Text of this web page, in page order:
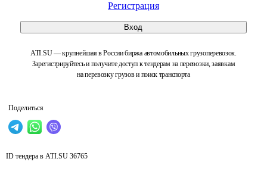
Регистрация
Вход
ATI.SU — крупнейшая в России биржа автомобильных грузоперевозок.
Зарегистрируйтесь и получите доступ к тендерам на перевозки, заявкам
на перевозку грузов и поиск транспорта
Поделиться
ID тендера в ATI.SU 36765